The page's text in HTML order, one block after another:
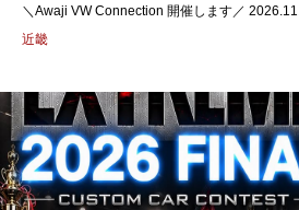
＼Awaji VW Connection 開催します／
近畿